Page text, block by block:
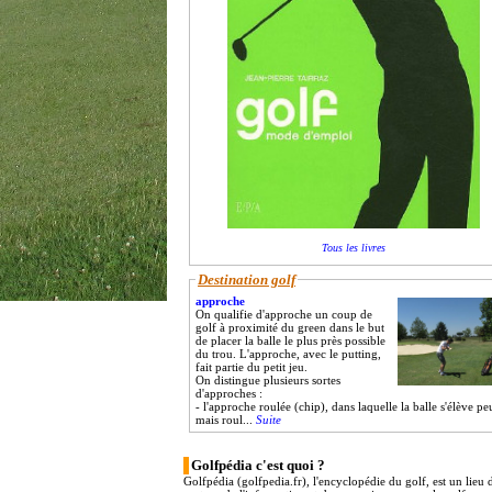
Tous les livres
Destination golf
approche
On qualifie d'approche un coup de
golf à proximité du green dans le but
de placer la balle le plus près possible
du trou. L'approche, avec le putting,
fait partie du petit jeu.
On distingue plusieurs sortes
d'approches :
- l'approche roulée (chip), dans laquelle la balle s'élève
mais roul... Suite
Golfpédia c'est quoi ?
Golfpédia (golfpedia.fr), l'encyclopédie du golf, est un lieu